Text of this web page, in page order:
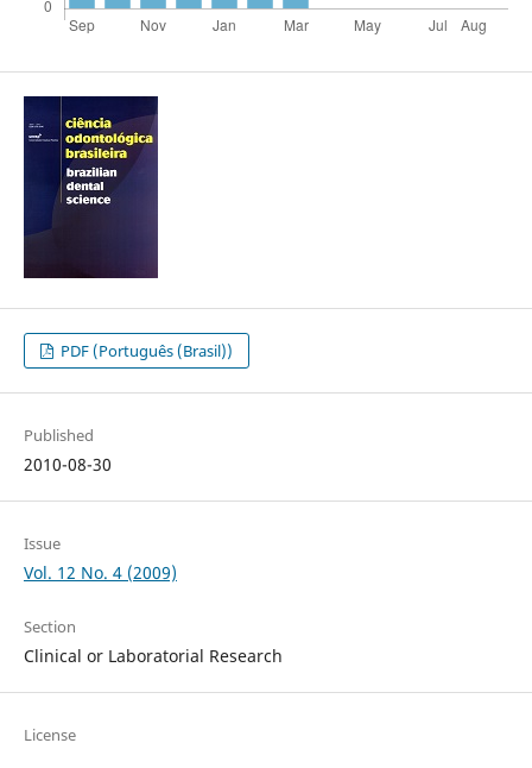
PDF (Português (Brasil))
Published
2010-08-30
Issue
Vol. 12 No. 4 (2009)
Section
Clinical or Laboratorial Research
License